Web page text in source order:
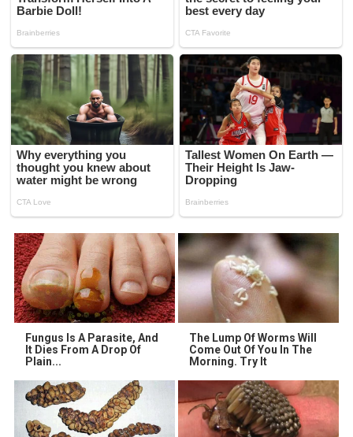
Fungus Is A Parasite, And
It Dies From A Drop Of
Plain...
The Lump Of Worms Will
Come Out Of You In The
Morning. Try It